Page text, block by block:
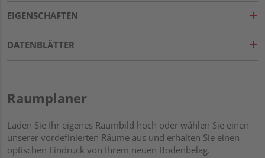
EIGENSCHAFTEN
DATENBLÄTTER
Raumplaner
Laden Sie Ihr eigenes Raumbild hoch oder wählen Sie einen
unserer vordefinierten Räume aus und erhalten Sie einen
optischen Eindruck von Ihrem neuen Bodenbelag.